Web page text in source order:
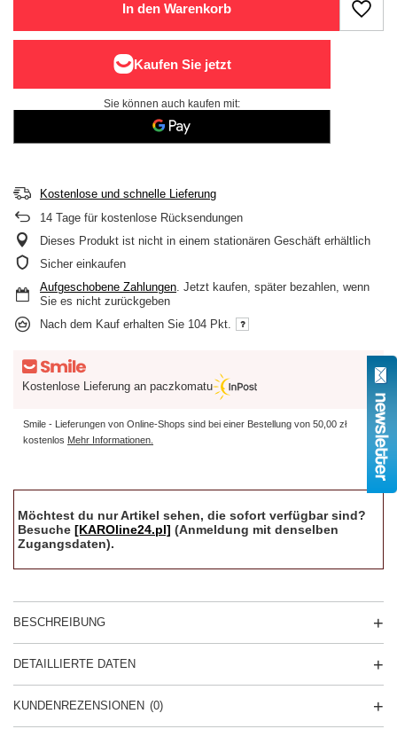
In den Warenkorb
Sie können auch kaufen mit:
Kostenlose und schnelle Lieferung
14 Tage für kostenlose Rücksendungen
Dieses Produkt ist nicht in einem stationären Geschäft erhältlich
Sicher einkaufen
Aufgeschobene Zahlungen . Jetzt kaufen, später bezahlen, wenn
Sie es nicht zurückgeben
Nach dem Kauf erhalten Sie 104 Pkt.
Kostenlose Lieferung an paczkomatu
Smile - Lieferungen von Online-Shops sind bei einer Bestellung von 50,00 zł
kostenlos Mehr Informationen.
Möchtest du nur Artikel sehen, die sofort verfügbar sind?
Besuche [KAROline24.pl] (Anmeldung mit denselben
Zugangsdaten).
BESCHREIBUNG
DETAILLIERTE DATEN
KUNDENREZENSIONEN (0)